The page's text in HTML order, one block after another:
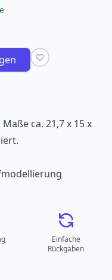
ca. 21,7 x 15 x
Einfache
Rückgaben